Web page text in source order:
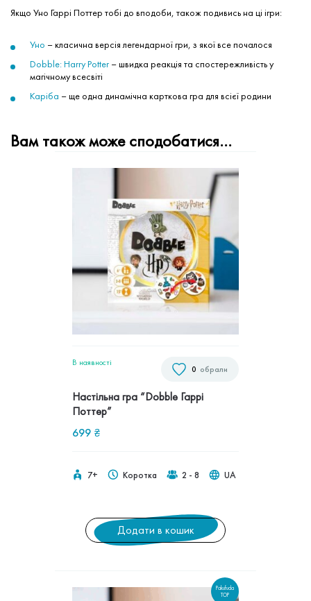
Якщо Уно Гаррі Поттер тобі до вподоби, також подивись на ці ігри:
Уно – класична версія легендарної гри, з якої все почалося
Dobble: Harry Potter – швидка реакція та спостережливість у
магічному всесвіті
Каріба – ще одна динамічна карткова гра для всієї родини
Вам також може сподобатися…
обрали
0
В наявностi
Настільна гра “Dobble Гаррі
Поттер”
699 ₴
7+ Коротка 2 - 8 UA
Додати в кошик
Pakufuda
TOP